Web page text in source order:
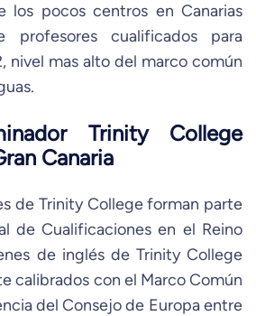
los pocos centros en Canarias
profesores cualificados para
nivel mas alto del marco común
Trinity College
Canaria
de Trinity College forman parte
de Cualificaciones en el Reino
de inglés de Trinity College
calibrados con el Marco Común
del Consejo de Europa entre